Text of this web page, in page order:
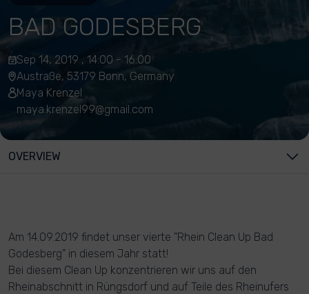
BAD GODESBERG
Sep 14, 2019 , 14:00 - 16:00
Austraße, 53179 Bonn, Germany
Maya Krenzel
maya.krenzel99@gmail.com
OVERVIEW
Am 14.09.2019 findet unser vierte "Rhein Clean Up Bad
Godesberg" in diesem Jahr statt!
Bei diesem Clean Up konzentrieren wir uns auf den
Rheinabschnitt in Rüngsdorf und auf Teile des Rheinufers